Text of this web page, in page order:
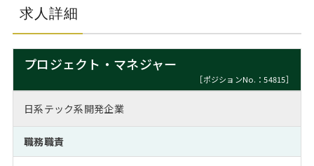
コンサルタントの紹介
おわり
ステージ別アドバイス
MBAの転職事例
MBAからのFAQ
MBA留学生数の推移
職務経歴書の書き方
外資系／面接攻略のコツ
転職市場の明日をよめ
キャリアに効く一冊
注目企業インタビュー
キャリアデザインセミナー
プロ経営者の特別セミナー
Career Talk Live
主なクライアント
パブリシティ
ニュースリリース
求人詳細
プロジェクト・マネジャー
［ポジションNo.：54815］
日系テック系開発企業
職務職責